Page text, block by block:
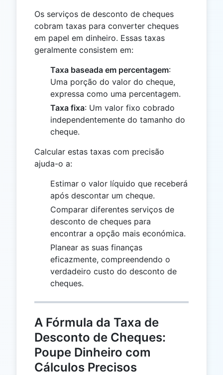
Os serviços de desconto de cheques
cobram taxas para converter cheques
em papel em dinheiro. Essas taxas
geralmente consistem em:
Taxa baseada em percentagem:
Uma porção do valor do cheque,
expressa como uma percentagem.
Taxa fixa: Um valor fixo cobrado
independentemente do tamanho do
cheque.
Calcular estas taxas com precisão
ajuda-o a:
Estimar o valor líquido que receberá
após descontar um cheque.
Comparar diferentes serviços de
desconto de cheques para
encontrar a opção mais económica.
Planear as suas finanças
eficazmente, compreendendo o
verdadeiro custo do desconto de
cheques.
A Fórmula da Taxa de
Desconto de Cheques:
Poupe Dinheiro com
Cálculos Precisos